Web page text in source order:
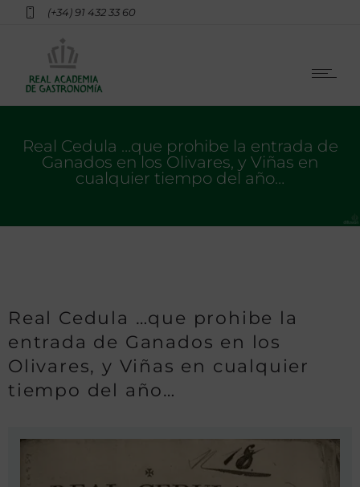
(+34) 91 432 33 60
Real Cedula …que prohibe la entrada de
Ganados en los Olivares, y Viñas en
cualquier tiempo del año…
Real Cedula …que prohibe la
entrada de Ganados en los
Olivares, y Viñas en cualquier
tiempo del año…